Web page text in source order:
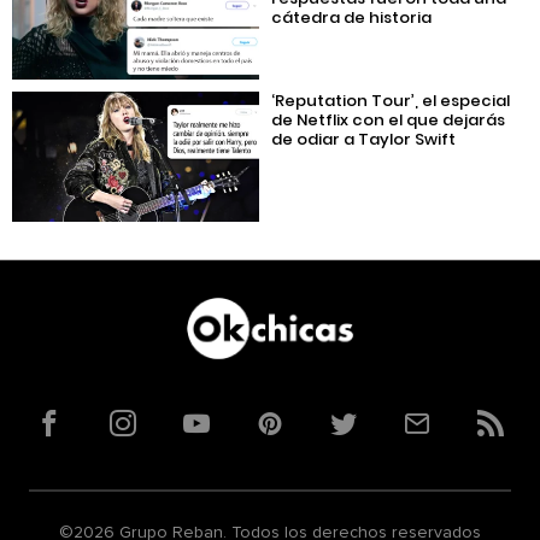
cátedra de historia
‘Reputation Tour’, el especial
de Netflix con el que dejarás
de odiar a Taylor Swift
FacebookInstagramYouTubePinterestTwitterCorreoRSS
©2026 Grupo Reban. Todos los derechos reservados